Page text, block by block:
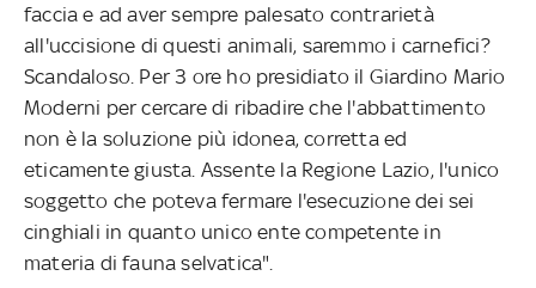
faccia e ad aver sempre palesato contrarietà
all'uccisione di questi animali, saremmo i carnefici?
Scandaloso. Per 3 ore ho presidiato il Giardino Mario
Moderni per cercare di ribadire che l'abbattimento
non è la soluzione più idonea, corretta ed
eticamente giusta. Assente la Regione Lazio, l'unico
soggetto che poteva fermare l'esecuzione dei sei
cinghiali in quanto unico ente competente in
materia di fauna selvatica".